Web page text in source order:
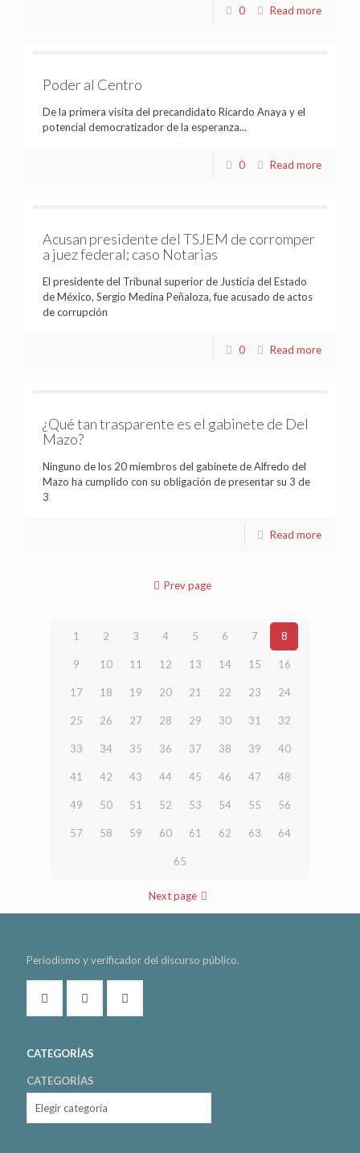
0 Read more
Poder al Centro
De la primera visita del precandidato Ricardo Anaya y el
potencial democratizador de la esperanza...
0 Read more
Acusan presidente del TSJEM de corromper
a juez federal; caso Notarias
El presidente del Tribunal superior de Justicia del Estado
de México, Sergio Medina Peñaloza, fue acusado de actos
de corrupción
0 Read more
¿Qué tan trasparente es el gabinete de Del
Mazo?
Ninguno de los 20 miembros del gabinete de Alfredo del
Mazo ha cumplido con su obligación de presentar su 3 de
3
Read more
Prev page
1 2 3 4 5 6 7 8
9 10 11 12 13 14 15 16
17 18 19 20 21 22 23 24
25 26 27 28 29 30 31 32
33 34 35 36 37 38 39 40
41 42 43 44 45 46 47 48
49 50 51 52 53 54 55 56
57 58 59 60 61 62 63 64
65
Next page
Periodismo y verificador del discurso público.
CATEGORÍAS
CATEGORÍAS